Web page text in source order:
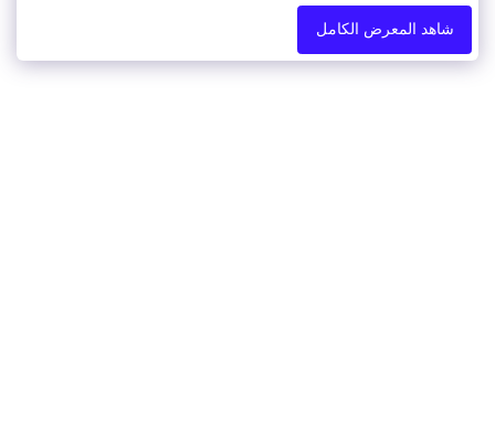
شاهد المعرض الكامل